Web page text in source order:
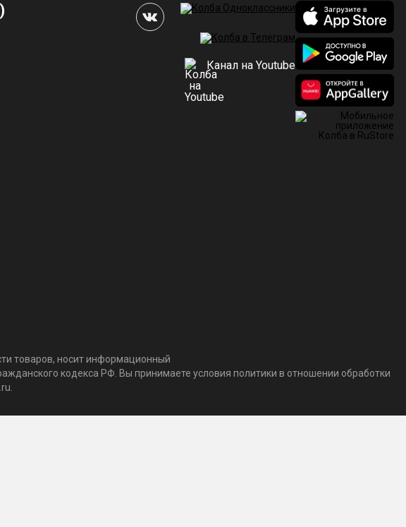
Канал на Youtube
товаров, носит информационный
кодекса РФ. Вы принимаете условия политики в отношении обработки